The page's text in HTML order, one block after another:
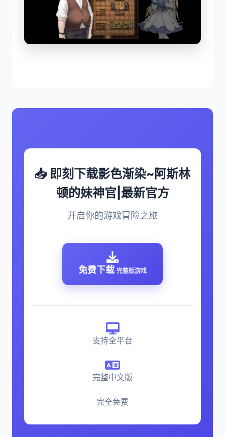
📥 即刻下载影色渐染~阿斯林
顿的妹神官|最新官方
开启你的游戏冒险之旅
免费下载 完整版游戏
支持全平台
完整中文版
完全免费